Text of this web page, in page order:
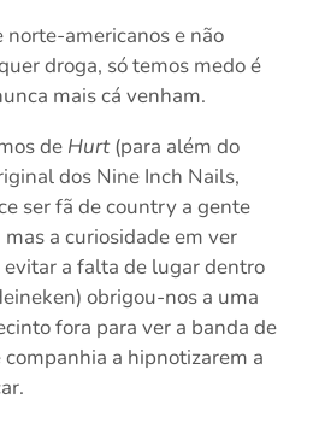
norte-americanos e não
droga, só temos medo é
mais cá venham.
de Hurt(para além do
dos Nine Inch Nails,
ser fã de country a gente
a curiosidade em ver
evitar a falta de lugar dentro
obrigou-nos a uma
fora para ver a banda de
a hipnotizarem a